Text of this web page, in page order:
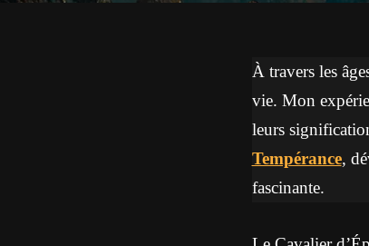
À travers les
vie. Mon
leurs
Tempérance,
fascinante.